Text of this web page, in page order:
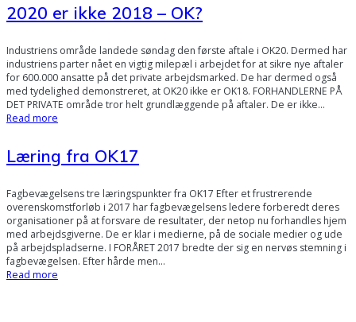
2020 er ikke 2018 – OK?
Industriens område landede søndag den første aftale i OK20. Dermed har
industriens parter nået en vigtig milepæl i arbejdet for at sikre nye aftaler
for 600.000 ansatte på det private arbejdsmarked. De har dermed også
med tydelighed demonstreret, at OK20 ikke er OK18. FORHANDLERNE PÅ
DET PRIVATE område tror helt grundlæggende på aftaler. De er ikke…
Read more
Læring fra OK17
Fagbevægelsens tre læringspunkter fra OK17 Efter et frustrerende
overenskomstforløb i 2017 har fagbevægelsens ledere forberedt deres
organisationer på at forsvare de resultater, der netop nu forhandles hjem
med arbejdsgiverne. De er klar i medierne, på de sociale medier og ude
på arbejdspladserne. I FORÅRET 2017 bredte der sig en nervøs stemning i
fagbevægelsen. Efter hårde men…
Read more